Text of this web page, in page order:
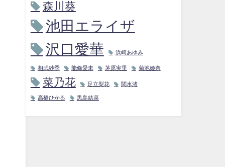
森川葵
池田エライザ
沢口愛華
浜崎あゆみ
相武紗季 能條愛未 茅原実里 菊池姫奈
菜乃花 足立梨花 関水渚
高橋ひかる 黒島結菜